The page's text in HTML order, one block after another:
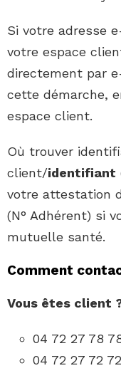
Si votre adresse
votre espace
directement par
cette démarche,
espace client.
Où trouver
client/identifiant
votre attestation
(N° Adhérent) si
mutuelle santé.
Comment
Vous êtes client
04 72 27 78
04 72 27 72